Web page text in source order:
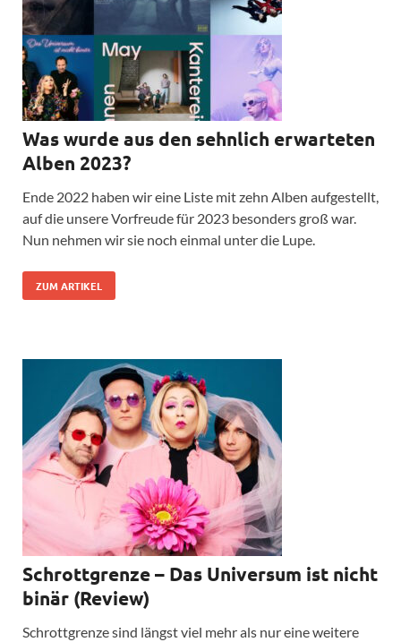
Was wurde aus den sehnlich erwarteten
Alben 2023?
Ende 2022 haben wir eine Liste mit zehn Alben aufgestellt,
auf die unsere Vorfreude für 2023 besonders groß war.
Nun nehmen wir sie noch einmal unter die Lupe.
ZUM ARTIKEL
Schrottgrenze – Das Universum ist nicht
binär (Review)
Schrottgrenze sind längst viel mehr als nur eine weitere